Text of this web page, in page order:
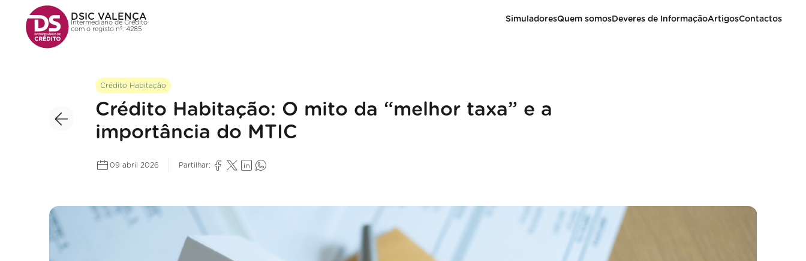
DSIC VALENÇA
Intermediário de Crédito
com o registo nº. 4285
SimuladoresQuem somosDeveres de InformaçãoArtigosContactos
Crédito Habitação
Crédito Habitação: O mito da “melhor taxa” e a
importância do MTIC
09 abril 2026 Partilhar: